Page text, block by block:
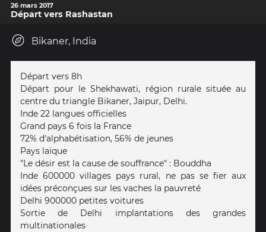
26 mars 2017
Départ vers Rashastan
Bikaner, India
Départ vers 8h
Départ pour le Shekhawati, région rurale située au
centre du triangle Bikaner, Jaipur, Delhi.
Inde 22 langues officielles
Grand pays 6 fois la France
72% d'alphabétisation, 56% de jeunes
Pays laïque
"Le désir est la cause de souffrance" : Bouddha
Inde 600000 villages pays rural, ne pas se fier aux
idées préconçues sur les vaches la pauvreté
Delhi 900000 petites voitures
Sortie de Delhi implantations des grandes
multinationales